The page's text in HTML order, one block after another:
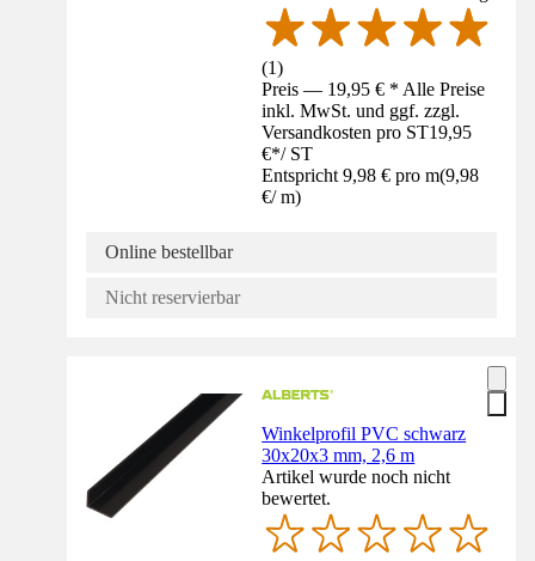
(1)
Preis — 19,95 € * Alle Preise
inkl. MwSt. und ggf. zzgl.
Versandkosten pro ST19,95
€*/ ST
Entspricht 9,98 € pro m(9,98
€/ m)
Online bestellbar
Nicht reservierbar
Winkelprofil PVC schwarz
30x20x3 mm, 2,6 m
Artikel wurde noch nicht
bewertet.